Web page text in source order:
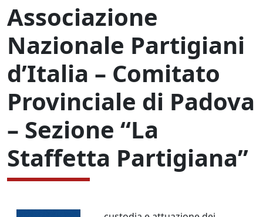
Associazione
Nazionale Partigiani
d’Italia – Comitato
Provinciale di Padova
– Sezione “La
Staffetta Partigiana”